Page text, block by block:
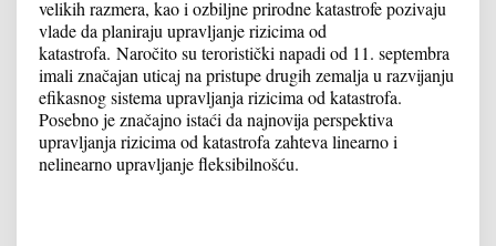
velikih razmera, kao i ozbiljne prirodne katastrofe pozivaju
vlade da planiraju upravljanje rizicima od
katastrofa. Naročito su teroristički napadi od 11. septembra
imali značajan uticaj na pristupe drugih zemalja u razvijanju
efikasnog sistema upravljanja rizicima od katastrofa.
Posebno je značajno istaći da najnovija perspektiva
upravljanja rizicima od katastrofa zahteva linearno i
nelinearno upravljanje fleksibilnošću.